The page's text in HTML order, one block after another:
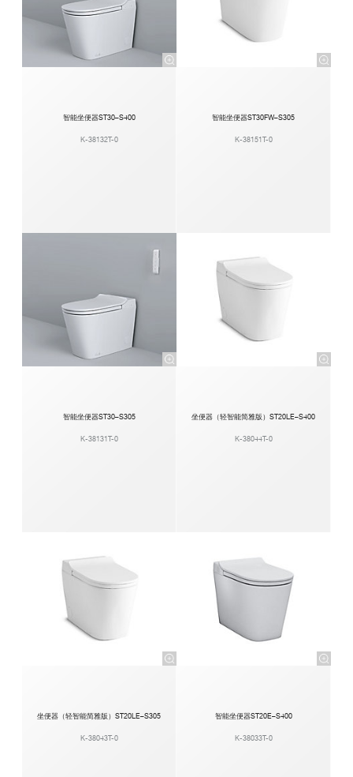
智能坐便器ST30–S400
K-38132T-0
智能坐便器ST30FW–S305
K-38151T-0
智能坐便器ST30–S305
K-38131T-0
坐便器（轻智能简雅版）ST20LE–S400
K-38044T-0
坐便器（轻智能简雅版）ST20LE–S305
K-38043T-0
智能坐便器ST20E–S400
K-38033T-0